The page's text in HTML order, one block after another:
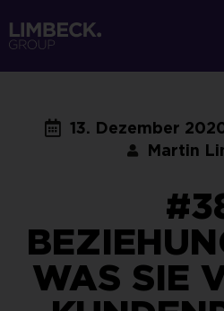
13. Dezember
Martin
WAS SIE